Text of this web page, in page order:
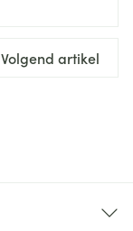
Volgend artikel